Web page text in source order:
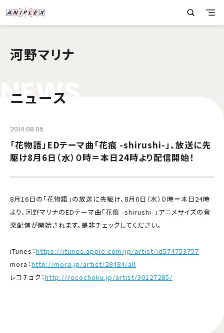
河野マリナ
NEWS
ニュース
2014.08.05
「花物語」EDテーマ曲「花痕 -shirushi-」、放送に先
駆け8月6日（水）０時＝本日24時より配信開始！
8月16日の「花物語」の放送に先駆け、8月6日（水）０時＝本日24時
より、河野マリナのEDテーマ曲「花痕 -shirushi-」アニメサイズの音
楽配信が開始されます。是非チェックしてください。
iTunes：https://itunes.apple.com/jp/artist/id574753757
mora：http://mora.jp/artist/28484/all
レコチョク：http://recochoku.jp/artist/30127285/